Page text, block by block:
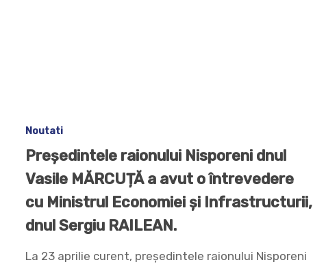
Noutati
Președintele raionului Nisporeni dnul
Vasile MĂRCUȚĂ a avut o întrevedere
cu Ministrul Economiei și Infrastructurii,
dnul Sergiu RAILEAN.
La 23 aprilie curent, președintele raionului Nisporeni